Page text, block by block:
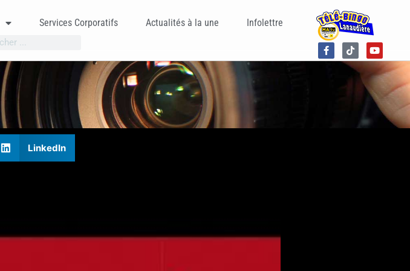
Services Corporatifs Actualités à la une Infolettre
LinkedIn